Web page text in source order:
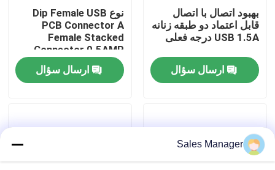
با ما تماس بگیرید
درخواست نقل قول
کانکتور DIP USB
کانکتور سوکت USB
کانکتورهای USB نوع C
بهبود اتصال با اتصال
قابل اعتماد دو طبقه زنانه
USB 1.5A درجه فعلی
ارسال سؤال
نوع Dip Female USB
PCB Connector A
Female Stacked
Connector 0.5AMP
ارسال سؤال
Sales Manager